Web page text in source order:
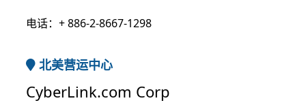
电话：+ 886-2-8667-1298
北美营运中心
CyberLink.com Corp